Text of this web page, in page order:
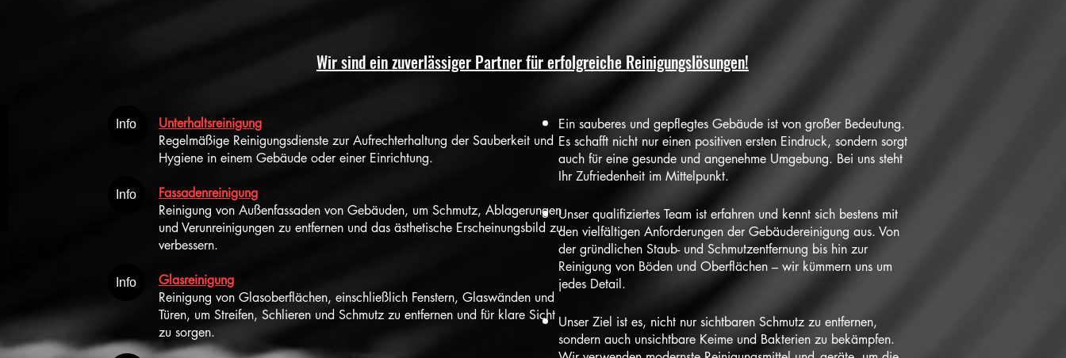
Wir sind ein zuverlässiger Partner für erfolgreiche Reinigungslösungen!
Ein sauberes und gepflegtes Gebäude ist von großer Bedeutung.
Es schafft nicht nur einen positiven ersten Eindruck, sondern sorgt
auch für eine gesunde und angenehme Umgebung. Bei uns steht
Ihr Zufriedenheit im Mittelpunkt.
Unser qualifiziertes Team ist erfahren und kennt sich bestens mit
den vielfältigen Anforderungen der Gebäudereinigung aus. Von
der gründlichen Staub- und Schmutzentfernung bis hin zur
Reinigung von Böden und Oberflächen – wir kümmern uns um
jedes Detail.
Unser Ziel ist es, nicht nur sichtbaren Schmutz zu entfernen,
sondern auch unsichtbare Keime und Bakterien zu bekämpfen.
Unterhaltsreinigung
Regelmäßige Reinigungsdienste zur Aufrechterhaltung der Sauberkeit und
Hygiene in einem Gebäude oder einer Einrichtung.
Fassadenreinigung
Reinigung von Außenfassaden von Gebäuden, um Schmutz, Ablagerungen
und Verunreinigungen zu entfernen und das ästhetische Erscheinungsbild zu
verbessern.
Glasreinigung
Reinigung von Glasoberflächen, einschließlich Fenstern, Glaswänden und
Türen, um Streifen, Schlieren und Schmutz zu entfernen und für klare Sicht
zu sorgen.
Info
Info
Info